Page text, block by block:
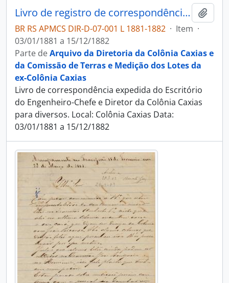
Livro de registro de correspondência expedida
BR RS APMCS DIR-D-07-001 L 1881-1882 · Item ·
03/01/1881 a 15/12/1882
Parte deArquivo da Diretoria da Colônia Caxias e
da Comissão de Terras e Medição dos Lotes da
ex-Colônia Caxias
Livro de correspondência expedida do Escritório
do Engenheiro-Chefe e Diretor da Colônia Caxias
para diversos. Local: Colônia Caxias Data:
03/01/1881 a 15/12/1882